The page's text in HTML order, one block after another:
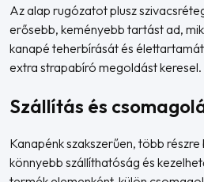
Az alap rugózatot plusz
erősebb, keményebb tartást ad,
kanapé teherbírását és
extra strapabíró megoldást keresel.
Szállítás és
Kanapénk szakszerűen, több
könnyebb szállíthatóság és